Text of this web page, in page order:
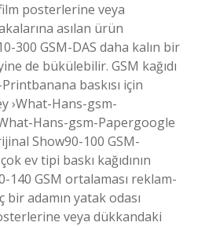
posterlerine veya
asılan ürün
300 GSM-DAS daha kalın bir
de bükülebilir. GSM kağıdı
baskısı için
›What-Hans-gsm-
Hans-gsm-Papergoogle
Show90-100 GSM-
ev tipi baskı kağıdının
140 GSM ortalaması reklam-
bir adamın yatak odası
veya dükkandaki